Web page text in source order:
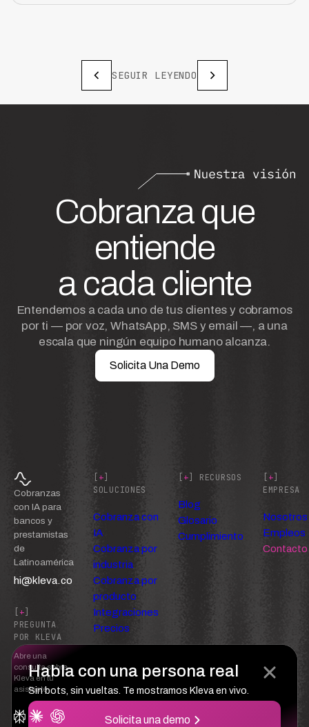
SEGUIR LEYENDO
Habla con una persona real
Sin bots, sin vueltas. Te mostramos Kleva en vivo.
Solicita una demo
Cobranza que
entiende
a cada cliente
Entendemos a cada uno de tus clientes y cobramos
por ti — por voz, WhatsApp, SMS y email —, a una
escala que ningún equipo humano alcanza.
Solicita Una Demo
Cobranzas
con IA para
bancos y
prestamistas
de
Latinoamérica
hi@kleva.co
[+]
PREGUNTA
POR KLEVA
Abre una
consulta sobre
Kleva en tu
asistente
[+]
SOLUCIONES
Cobranza con
IA
Cobranza por
industria
Cobranza por
producto
Integraciones
Precios
[+] RECURSOS
Blog
Glosario
Cumplimiento
[+]
EMPRESA
Nosotros
Empleos
Contacto